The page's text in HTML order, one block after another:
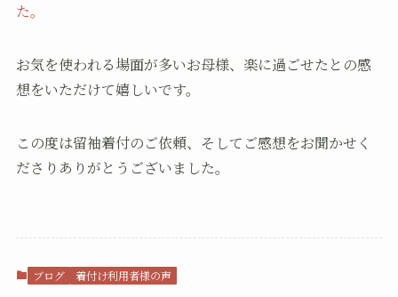
た。
お気を使われる場面が多いお母様、楽に過ごせたとの感
想をいただけて嬉しいです。
この度は留袖着付のご依頼、そしてご感想をお聞かせく
ださりありがとうございました。
ブログ 着付け利用者様の声